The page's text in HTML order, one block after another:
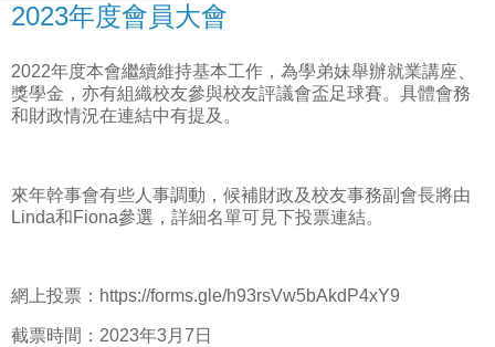
2023年度會員大會
2022年度本會繼續維持基本工作，為學弟妹舉辦就業講座、
獎學金，亦有組織校友參與校友評議會盃足球賽。具體會務
和財政情況在連結中有提及。
來年幹事會有些人事調動，候補財政及校友事務副會長將由
Linda和Fiona參選，詳細名單可見下投票連結。
網上投票：https://forms.gle/h93rsVw5bAkdP4xY9
截票時間：2023年3月7日